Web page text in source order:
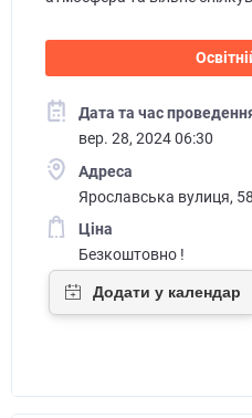
Дата та час
вер. 28, 2024 06:30
Адреса
Ярославська вулиця,
Ціна
Безкоштовно !